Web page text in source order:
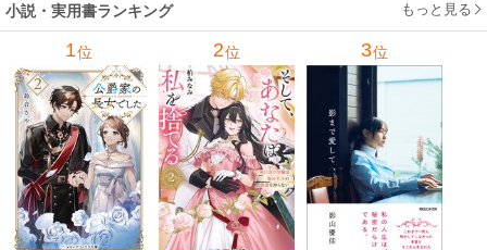
小説・実用書ランキング もっと見る
1位 2位 3位